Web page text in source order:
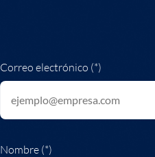
Correo electrónico (*)
Nombre (*)